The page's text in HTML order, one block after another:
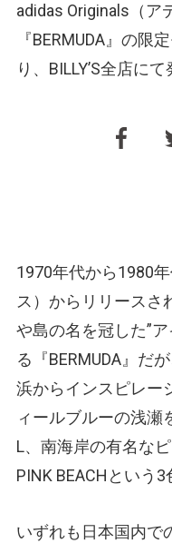
adidas Originals（ア
『BERMUDA』の限
り、BILLY’S全店にて
1970年代から1980
ス）からリリースさ
や島の名を冠した”
る『BERMUDA』だ
浜からインスピレー
ィールブルーの浅瀬
L、南海岸の有名な
PINK BEACHという3
いずれも日本国内で